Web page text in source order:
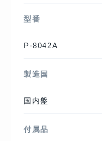
型番
P-8042A
製造国
国内盤
付属品